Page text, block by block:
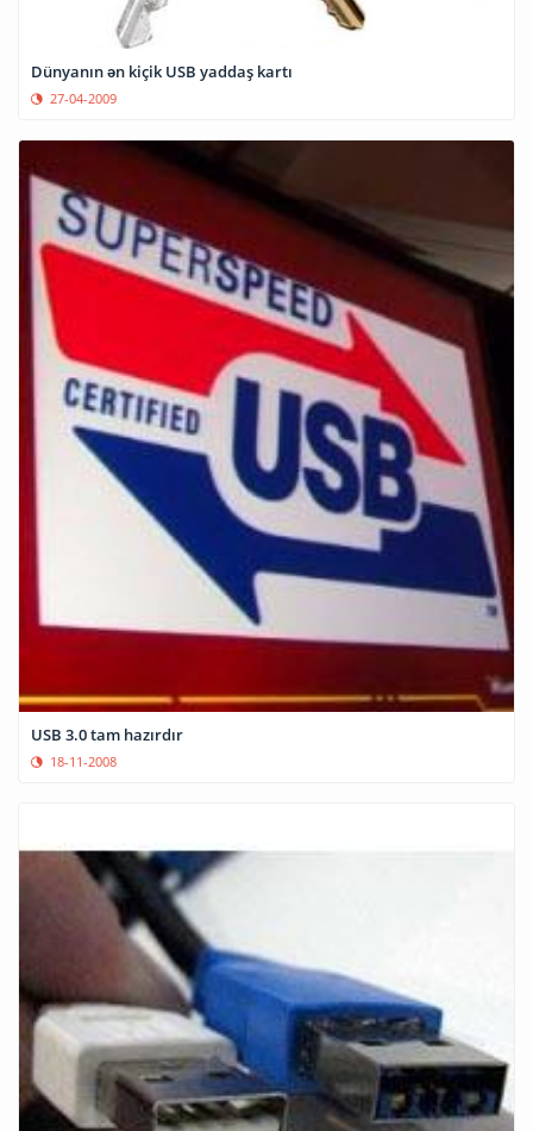
Dünyanın ən kiçik USB yaddaş kartı
27-04-2009
USB 3.0 tam hazırdır
18-11-2008